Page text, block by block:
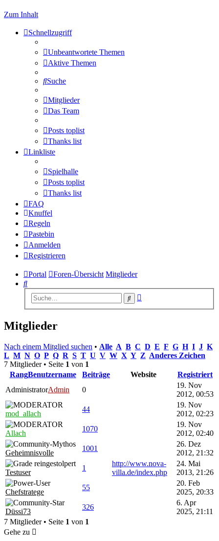
Zum Inhalt
Schnellzugriff
Unbeantwortete Themen
Aktive Themen
Suche
Mitglieder
Das Team
Posts toplist
Thanks list
Linkliste
Spielhalle
Posts toplist
Thanks list
FAQ
Knuffel
Regeln
Pastebin
Anmelden
Registrieren
Portal Foren-Übersicht Mitglieder
Suche
Suche
Mitglieder
Nach einem Mitglied suchen • Alle A B C D E F G H I J K
L M N O P Q R S T U V W X Y Z Anderes Zeichen
7 Mitglieder • Seite 1 von 1
RangBenutzername Beiträge Website
Registriert
AdministratorAdmin 0
19. Nov
2012, 00:53
mod_allach
44
19. Nov
2012, 02:23
Allach
1070
19. Nov
2012, 02:40
Geheimnisvolle
1001
26. Dez
2012, 21:32
Testuser
1
http://www.nova-
villa.de/index.php
24. Mai
2013, 21:26
Chefstratege
55
20. Feb
2025, 20:33
Düssi73
326
6. Apr
2025, 21:11
7 Mitglieder • Seite 1 von 1
Gehe zu